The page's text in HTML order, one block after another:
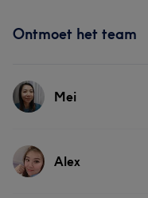
Ontmoet het team
Mei
Behandelingen
Alex